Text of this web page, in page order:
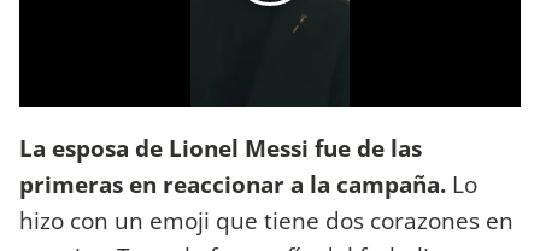
La esposa de Lionel Messi fue de las
primeras en reaccionar a la campaña. Lo
hizo con un emoji que tiene dos corazones en